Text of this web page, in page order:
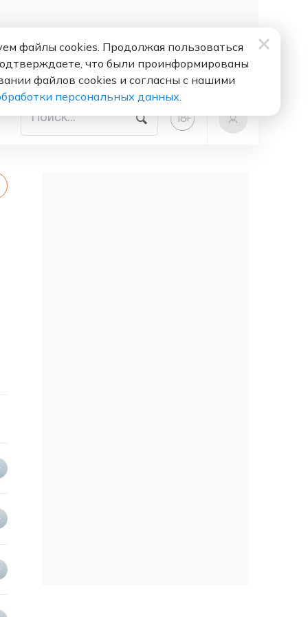
18+
файлы cookies. Продолжая пользоваться
что были проинформированы
файлов cookies и согласны с нашими
персональных данных.